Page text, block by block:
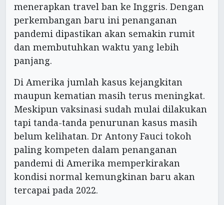
menerapkan travel ban ke Inggris. Dengan
perkembangan baru ini penanganan
pandemi dipastikan akan semakin rumit
dan membutuhkan waktu yang lebih
panjang.
Di Amerika jumlah kasus kejangkitan
maupun kematian masih terus meningkat.
Meskipun vaksinasi sudah mulai dilakukan
tapi tanda-tanda penurunan kasus masih
belum kelihatan. Dr Antony Fauci tokoh
paling kompeten dalam penanganan
pandemi di Amerika memperkirakan
kondisi normal kemungkinan baru akan
tercapai pada 2022.